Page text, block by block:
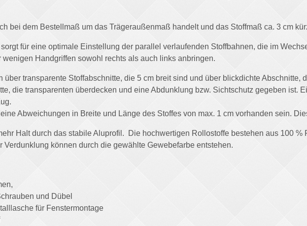
bei dem Bestellmaß um das Trägeraußenmaß handelt und das Stoffmaß ca. 3 cm
für eine optimale Einstellung der parallel verlaufenden Stoffbahnen, die im
wenigen Handgriffen sowohl rechts als auch links anbringen.
über transparente Stoffabschnitte, die 5 cm breit sind und über blickdichte
die transparenten überdecken und eine Abdunklung bzw. Sichtschutz gegeben ist.
Abweichungen in Breite und Länge des Stoffes von max. 1 cm vorhanden sein.
Halt durch das stabile Aluprofil. Die hochwertigen Rollostoffe bestehen aus 100
Verdunklung können durch die gewählte Gewebefarbe entstehen.
und Dübel
für Fenstermontage